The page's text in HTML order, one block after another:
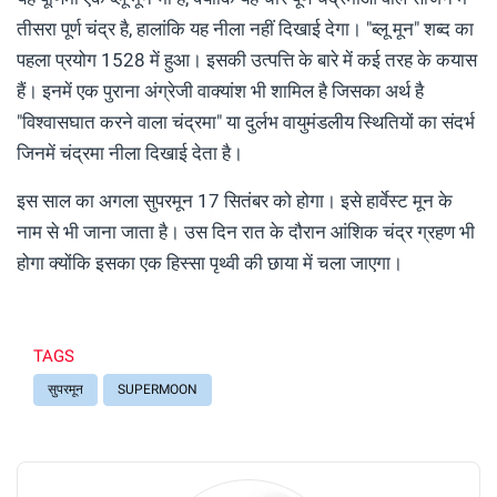
तीसरा पूर्ण चंद्र है, हालांकि यह नीला नहीं दिखाई देगा। "ब्लू मून" शब्द का
पहला प्रयोग 1528 में हुआ। इसकी उत्पत्ति के बारे में कई तरह के कयास
हैं। इनमें एक पुराना अंग्रेजी वाक्यांश भी शामिल है जिसका अर्थ है
"विश्वासघात करने वाला चंद्रमा" या दुर्लभ वायुमंडलीय स्थितियों का संदर्भ
जिनमें चंद्रमा नीला दिखाई देता है।
इस साल का अगला सुपरमून 17 सितंबर को होगा। इसे हार्वेस्ट मून के
नाम से भी जाना जाता है। उस दिन रात के दौरान आंशिक चंद्र ग्रहण भी
होगा क्योंकि इसका एक हिस्सा पृथ्वी की छाया में चला जाएगा।
TAGS
सुपरमून SUPERMOON